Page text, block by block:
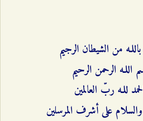
من الشيطان الرجيم
اللـه الرحمن الرحيم
للـه ربّ العالمين
على أشرف المرسلين